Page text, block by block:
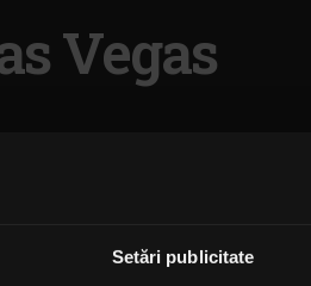
Setări publicitate
Vegas